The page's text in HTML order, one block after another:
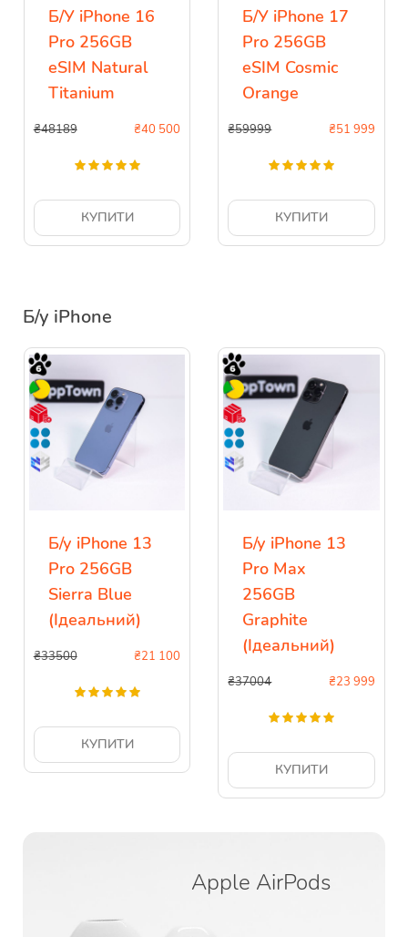
Б/У iPhone 16
Pro 256GB
eSIM Natural
Titanium
₴48189 ₴40 500
КУПИТИ
Б/У iPhone 17
Pro 256GB
eSIM Cosmic
Orange
₴59999 ₴51 999
КУПИТИ
Б/у iPhone
Б/у iPhone 13
Pro 256GB
Sierra Blue
(Ідеальний)
₴33500 ₴21 100
КУПИТИ
Б/у iPhone 13
Pro Max
256GB
Graphite
(Ідеальний)
₴37004 ₴23 999
КУПИТИ
Apple AirPods